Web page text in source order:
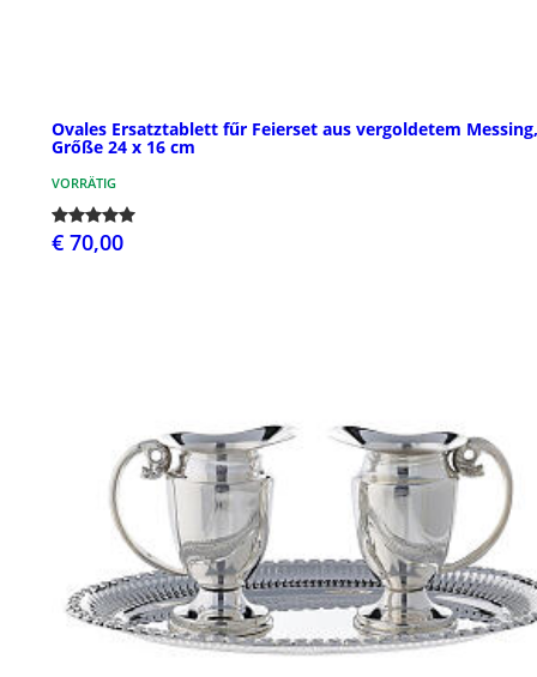
Ovales Ersatztablett fűr Feierset aus vergoldetem Messing,
Grőße 24 x 16 cm
VORRÄTIG
€ 70,00